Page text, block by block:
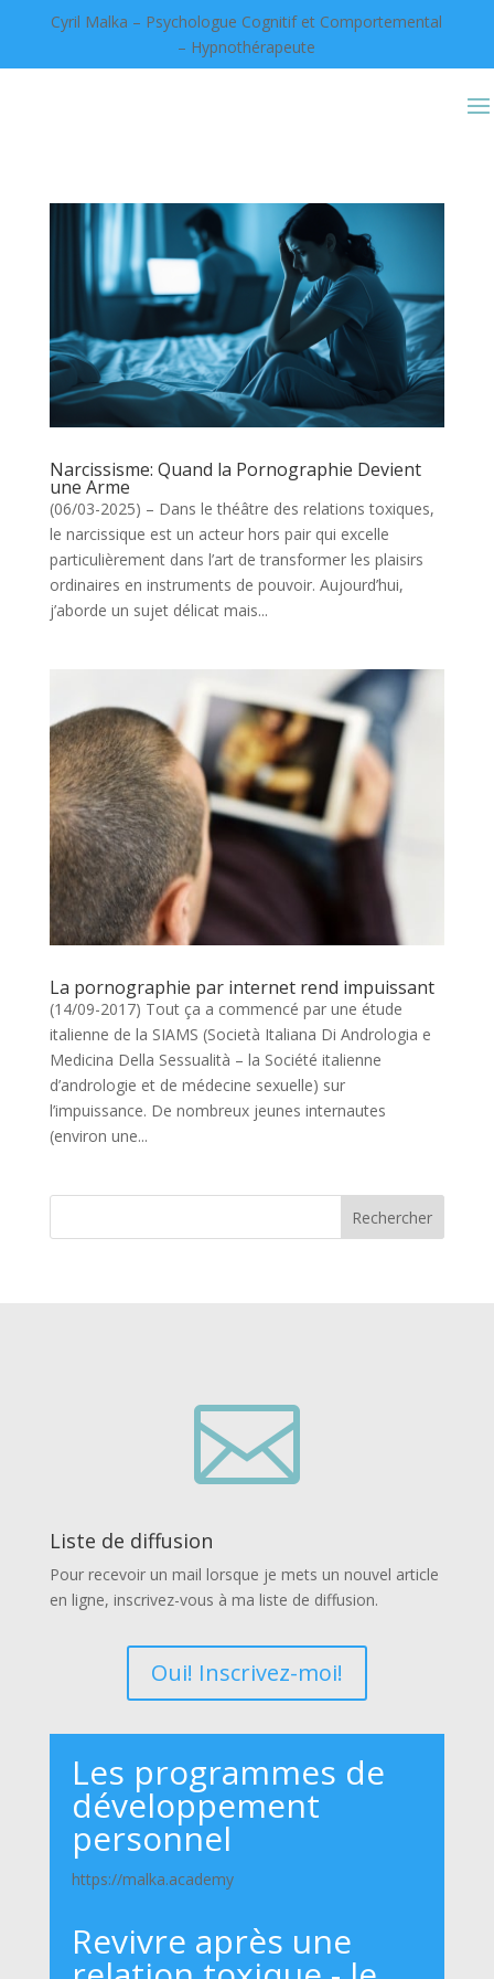
Cyril Malka – Psychologue Cognitif et Comportemental
– Hypnothérapeute
Narcissisme: Quand la Pornographie Devient
une Arme
(06/03-2025) – Dans le théâtre des relations toxiques,
le narcissique est un acteur hors pair qui excelle
particulièrement dans l’art de transformer les plaisirs
ordinaires en instruments de pouvoir. Aujourd’hui,
j’aborde un sujet délicat mais...
La pornographie par internet rend impuissant
(14/09-2017) Tout ça a commencé par une étude
italienne de la SIAMS (Società Italiana Di Andrologia e
Medicina Della Sessualità – la Société italienne
d’andrologie et de médecine sexuelle) sur
l’impuissance. De nombreux jeunes internautes
(environ une...
Rechercher

Liste de diffusion
Pour recevoir un mail lorsque je mets un nouvel article
en ligne, inscrivez-vous à ma liste de diffusion.
Oui! Inscrivez-moi!
Les programmes de
développement
personnel
https://malka.academy
Revivre après une